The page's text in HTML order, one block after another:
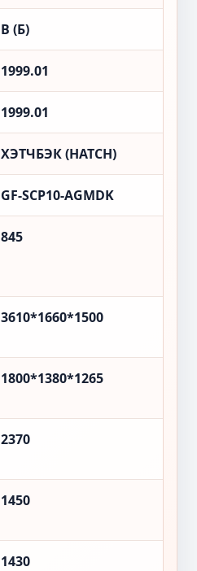
B (Б)
1999.01
1999.01
ХЭТЧБЭК (HATCH)
GF-SCP10-AGMDK
845
3610*1660*1500
1800*1380*1265
2370
1450
1430